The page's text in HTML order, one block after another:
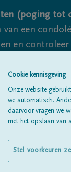
(poging tot
een
en
echter
Cookie kennisgeving
Onze website
we automatisch.
daarvoor vragen we
met het opslaan van
Stel voorkeuren